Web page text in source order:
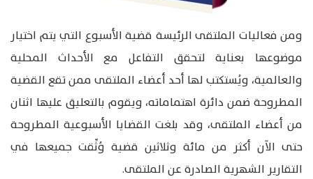
ومن فعاليات الملتقى الرئيسة قضية الأسبوع التي يتم اختيار
موضوعها بعناية لتحقق التفاعل مع الأحداث المحلية
والعالمية، ويُستكتب لها أحد أعضاء الملتقى ممن تقع القضية
المطروحة ضمن دائرة اهتماماته، ويقوم بالتعليق عليها اثنان
من أعضاء الملتقى، وقد بلغت القضايا الأسبوعية المطروحة
حتى الآن أكثر من مائة وثلاثين قضية وُثِّقت جميعها في
التقارير الشهرية الصادرة عن الملتقى.